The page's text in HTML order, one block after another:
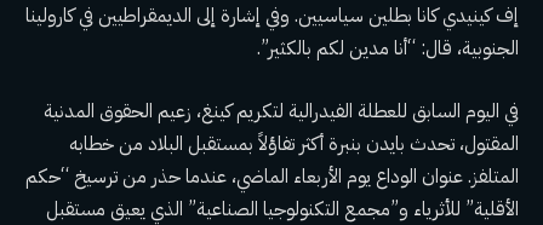
إف كينيدي كانا بطلين سياسيين. وفي إشارة إلى الديمقراطيين في كارولينا
الجنوبية، قال: “أنا مدين لكم بالكثير”.
في اليوم السابق للعطلة الفيدرالية لتكريم كينغ، زعيم الحقوق المدنية
المقتول، تحدث بايدن بنبرة أكثر تفاؤلاً بمستقبل البلاد من خطابه
المتلفز.عنوان الوداع يوم الأربعاء الماضي، عندما حذر من ترسيخ “حكم
الأقلية” للأثرياء و”مجمع التكنولوجيا الصناعية” الذي يعيق مستقبل